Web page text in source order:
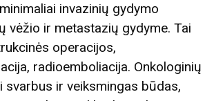
invazinių gydymo
vėžio ir metastazių gydyme. Tai
operacijos,
radioemboliacija. Onkologinių
svarbus ir veiksmingas būdas,